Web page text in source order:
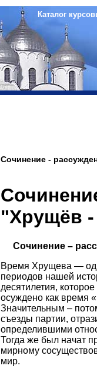
Каталог
Сочинение -
"Хрущёв
Сочинение –
Время Хрущева —
периодов нашей
десятилетия,
осуждено как время
Значительным –
съезды партии,
определившими
Тогда же был начат
мирному
мир.